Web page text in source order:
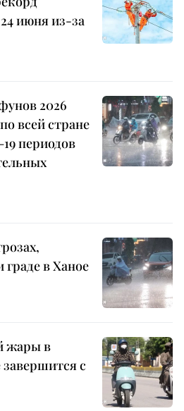
июня из-за
2026
всей стране
периодов
в Ханое
жары в
с